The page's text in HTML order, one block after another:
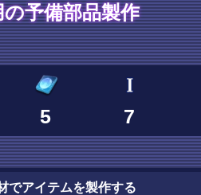
予備部品製作
5 7
でアイテムを製作する